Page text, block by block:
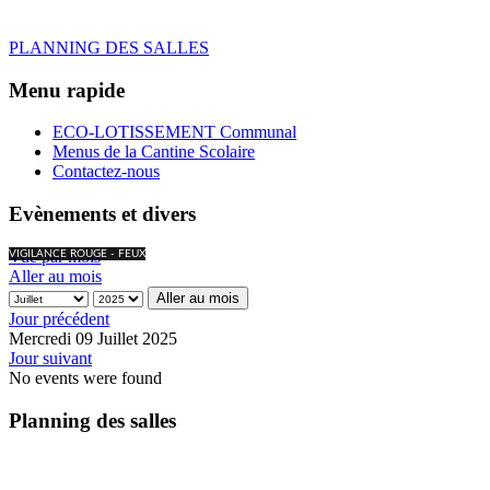
PLANNING DES SALLES
Menu rapide
ECO-LOTISSEMENT Communal
Menus de la Cantine Scolaire
Contactez-nous
Evènements et divers
VIGILANCE ROUGE - FEUX
Vue par mois
Aller au mois
Aller au mois
Jour précédent
Mercredi 09 Juillet 2025
Jour suivant
No events were found
Planning des salles